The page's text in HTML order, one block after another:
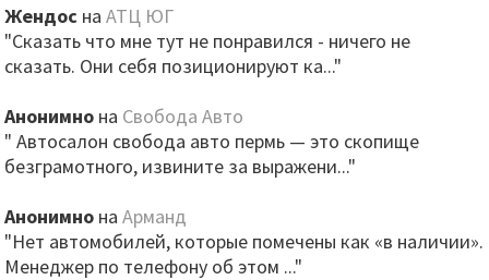
Жендос наАТЦ ЮГ
"Сказать что мне тут не понравился - ничего не
сказать. Они себя позиционируют ка..."
Анонимно на Свобода Авто
" Автосалон свобода авто пермь — это скопище
безграмотного, извините за выражени..."
Анонимно наАрманд
"Нет автомобилей, которые помечены как «в наличии».
Менеджер по телефону об этом ..."